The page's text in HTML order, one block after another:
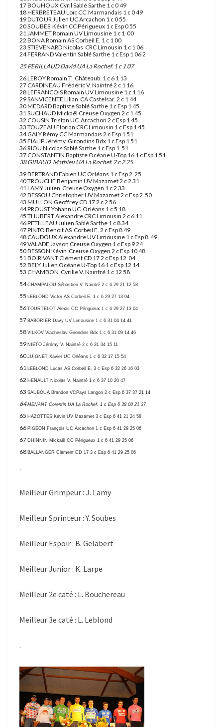
17 BOUHOUX Cyril Sablé Sarthe 1 c 0 49
18 HERBRETEAU Loïc CC Marmandais 1 c 0 49
19 DUTOUR Julien UC Arcachon 1 c 0 55
20 SOUBES Kévin CC Périgueux 1 c Esp 0 55
21 JAMMET Romain UV Limousine 1 c 1 00
22 BONA Romain AS Corbeil E. 1 c 1 00
23 STIEVENARD Nicolas CRC Limousin 1 c 1 06
24 FERRAND Valentin Sablé Sarthe 1 c Esp 1 06 2
25 PERILLAUD David UA La Rochef. 1 c 1 07
26 LEROY Romain T. Châteaub. 1 c 6 1 13
27 CARDINEAU Frédéric V. Naintré 2 c 1 16
28 LEFRANCOIS Romain UV Limousine 1 c 1 16
29 SANVICENTE Lilian CA Castelsar. 2 c 1 44
30 MEDARD Baptiste Sablé Sarthe 1 c Esp 1 45
31 SUCHAUD Mickaël Creuse Oxygen 2 c 1 45
32 COUSIN Tristan UC Arcachon 2 c Esp 1 45
33 TOUZEAU Florian CRC Limousin 1 c Esp 1 45
34 GALY Rémy CC Marmandais 2 c Esp 1 51
35 FIALIP Jérémy Girondins Bdx 1 c Esp 1 51
36 RIOU Nicolas Sablé Sarthe 1 c Esp 1 51
37 CONSTANTIN Baptiste Océane U-Top 16 1 c Esp 1 51
38 GIBAUD Mathieu UA La Rochef. 2 c 2 25
39 BERTRAND Fabien UC Orléans 1 c Esp 2 25
40 TROUCHE Benjamin UV Mazamet 2 c 2 31
41 LAMY Julien Creuse Oxygen 1 c 2 33
42 BESSOU Christopher UV Mazamet 2 c Esp 2 50
43 MULLON Geoffrey CD 17 2 c 2 56
44 PROUST Yohann UC Orléans 1 c 5 18
45 THUBERT Alexandre CRC Limousin 2 c 6 11
46 PETILLEAU Julien Sablé Sarthe 1 c 8 34
47 PINTO Benoit AS Corbeil E. 2 c Esp 8 49
48 CAUDOUX Alexandre UV Limousine 1 c Esp 8 49
49 VALADE Jayson Creuse Oxygen 1 c Esp 9 24
50 BESSON Kévin Creuse Oxygen 2 c Esp 10 48
51 BOIRIVANT Clément CD 17 2 c Esp 12 04
52 BELY Julien Océane U-Top 16 1 c Esp 12 14
53 CHAMBON Cyrille V. Naintré 1 c 12 58
54CHAMPALOU Sébastien V. Naintré 2 c 6 29 21 12 58
55 LEBLOND Victor AS Corbeil E. 1 c 6 29 27 13 04
56 TOURTELOT Alexis CC Périgueux 1 c 6 29 27 13 04
57 BABORIER Davy UV Limousine 1 c 6 31 04 14 41
58 VILKOV Viacheslav Girondins Bdx 1 c 6 31 09 14 46
59 NIETO Jérémy V. Naintré 2 c 6 31 34 15 11
60 JUIGNET Xavier UC Orléans 1 c 6 32 17 15 54
61 LEBLOND Lucas AS Corbeil E. 3 c Esp 6 32 26 16 03
62 HENAULT Nicolas V. Naintré 1 c 6 37 10 20 47
63 SAUBOUA Brandon VCPays Langon 2 c Esp 6 37 37 21 14
64MENANT Corentin UA La Rochef. 1 c Esp 6 38 00 21 37
65 HAZOTTES Kévin UV Mazamet 3 c Esp 6 41 21 24 58
66 PIGEON François UC Arcachon 1 c Esp 6 41 29 25 06
67 DHINNIN Mickaël CC Périgueux 1 c 6 41 29 25 06
68 BALLANGER Clément CD 17 3 c Esp 6 41 29 25 06
.
Meilleur Grimpeur : J. Lamy
Meilleur Sprinteur : Y. Soubes
Meilleur Espoir : B. Gelabert
Meilleur Junior : K. Larpe
Meilleur 2e caté : L. Bouchereau
Meilleur 3e caté : L. Leblond
.